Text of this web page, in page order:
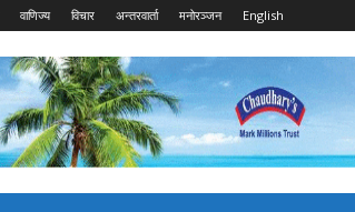
वाणिज्य विचार अन्तरवार्ता मनोरञ्जन English